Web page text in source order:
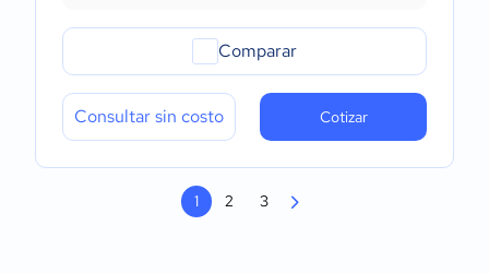
Comparar
Consultar sin costo Cotizar
1 2 3